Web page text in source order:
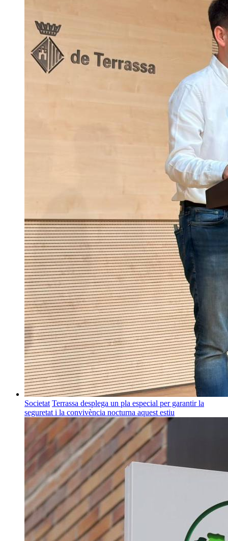
Societat Terrassa desplega un pla especial per garantir la
seguretat i la convivència nocturna aquest estiu